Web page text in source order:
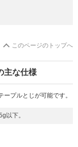
このページのトップへ
主な仕様
ープルとじが可能です。
以下。